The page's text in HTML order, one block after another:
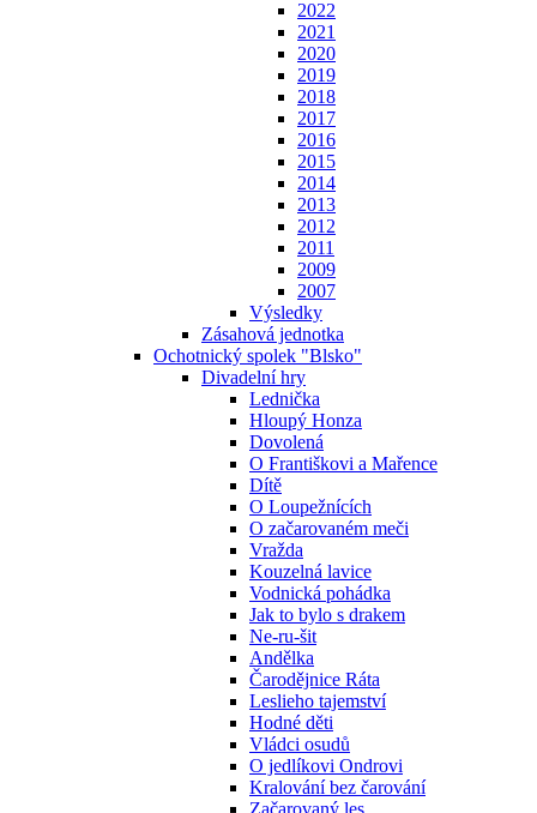
2022
2021
2020
2019
2018
2017
2016
2015
2014
2013
2012
2011
2009
2007
Výsledky
Zásahová jednotka
Ochotnický spolek "Blsko"
Divadelní hry
Lednička
Hloupý Honza
Dovolená
O Františkovi a Mařence
Dítě
O Loupežnících
O začarovaném meči
Vražda
Kouzelná lavice
Vodnická pohádka
Jak to bylo s drakem
Ne-ru-šit
Andělka
Čarodějnice Ráta
Leslieho tajemství
Hodné děti
Vládci osudů
O jedlíkovi Ondrovi
Kralování bez čarování
Začarovaný les